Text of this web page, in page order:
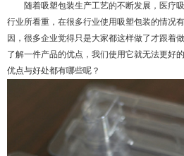
随着吸塑包装生产工艺的不断发展， 医疗
行业所看重，在很多行业使用吸塑包装的情况
因，很多企业觉得只是大家都这样做了才跟着
了解一件产品的优点，我们使用它就无法更好
优点与好处都有哪些呢？